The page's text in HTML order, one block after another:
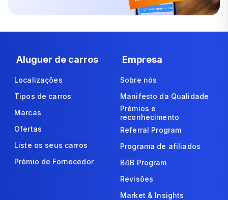
Aluguer de carros
Localizações
Tipos de carros
Marcas
Ofertas
Liste os seus carros
Prémio de Fornecedor
Empresa
Sobre nós
Manifesto da Qualidade
Prémios e
reconhecimento
Referral Program
Programa de afiliados
B4B Program
Revisões
Market & Insights